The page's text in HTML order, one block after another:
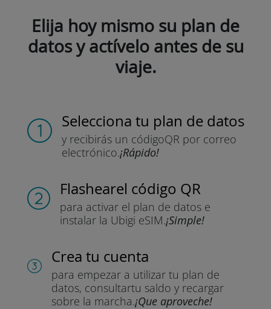
Elija hoy mismo su plan de
datos y actívelo antes de su
viaje.
Selecciona tu plan de datos
y recibirás un códigoQR por correo
electrónico.¡Rápido!
Flashearel código QR
para activar el plan de datos e
instalar la Ubigi eSIM.¡Simple!
Crea tu cuenta
para empezar a utilizar tu plan de
datos, consultartu saldo y recargar
sobre la marcha.¡Que aproveche!